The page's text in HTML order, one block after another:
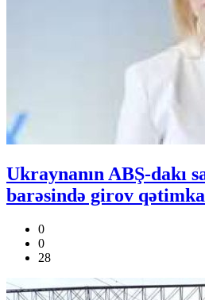
Ukraynanın ABŞ-dakı
barəsində girov
0
0
28